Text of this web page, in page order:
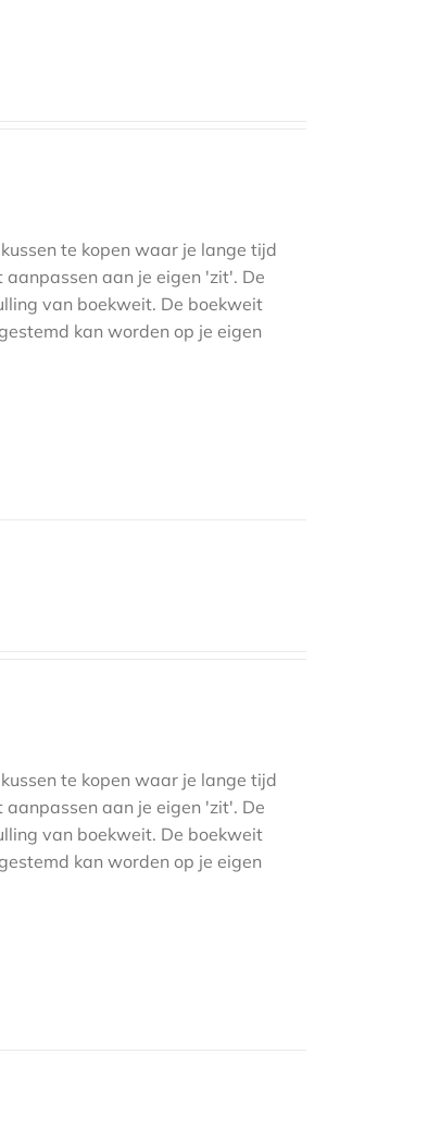
te kopen waar je lange tijd
aan je eigen 'zit'. De
van boekweit. De boekweit
kan worden op je eigen
te kopen waar je lange tijd
aan je eigen 'zit'. De
van boekweit. De boekweit
kan worden op je eigen